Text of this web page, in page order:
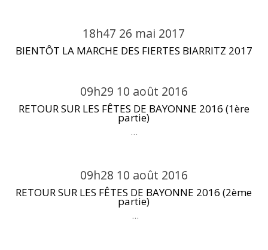
18h47 26 mai 2017
BIENTÔT LA MARCHE DES FIERTES BIARRITZ 2017
09h29 10 août 2016
RETOUR SUR LES FÊTES DE BAYONNE 2016 (1ère
partie)
...
09h28 10 août 2016
RETOUR SUR LES FÊTES DE BAYONNE 2016 (2ème
partie)
...